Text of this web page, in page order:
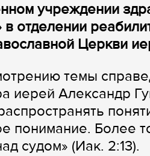
учреждении
отделении
Церкви
темы
иерей Александр
понимание. Более
судом» (Иак. 2:13).